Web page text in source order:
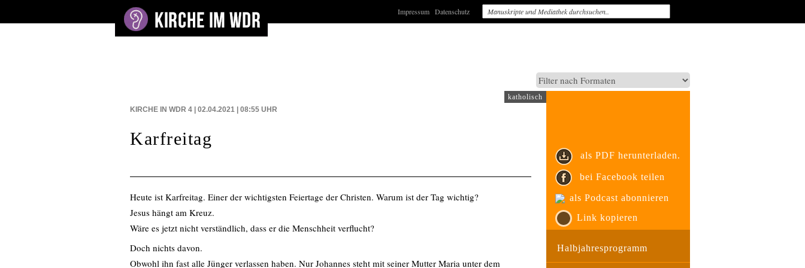
Impressum Datenschutz
katholisch
KIRCHE IN WDR 4 | 02.04.2021 | 08:55 UHR
Karfreitag
Heute ist Karfreitag. Einer der wichtigsten Feiertage der Christen. Warum ist der Tag wichtig?
Jesus hängt am Kreuz.
Wäre es jetzt nicht verständlich, dass er die Menschheit verflucht?
Doch nichts davon.
Obwohl ihn fast alle Jünger verlassen haben. Nur Johannes steht mit seiner Mutter Maria unter dem
als PDF herunterladen.
bei Facebook teilen
als Podcast abonnieren
Link kopieren
Halbjahresprogramm